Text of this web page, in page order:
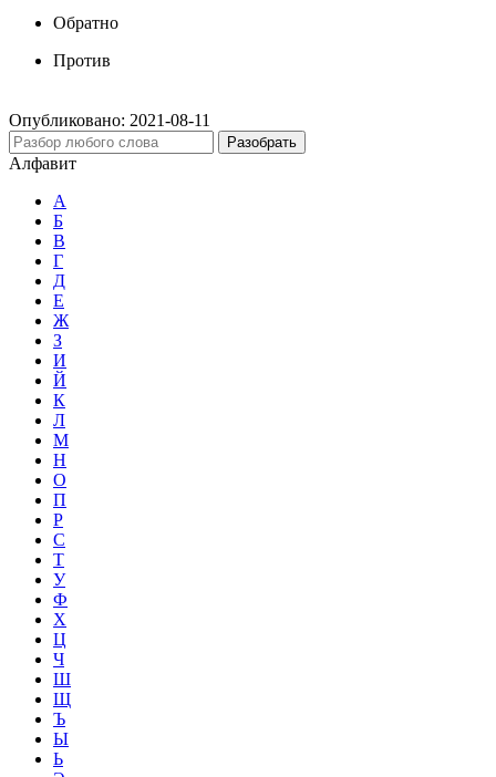
Обратно
Против
Опубликовано: 2021-08-11
Разобрать
Алфавит
А
Б
В
Г
Д
Е
Ж
З
И
Й
К
Л
М
Н
О
П
Р
С
Т
У
Ф
Х
Ц
Ч
Ш
Щ
Ъ
Ы
Ь